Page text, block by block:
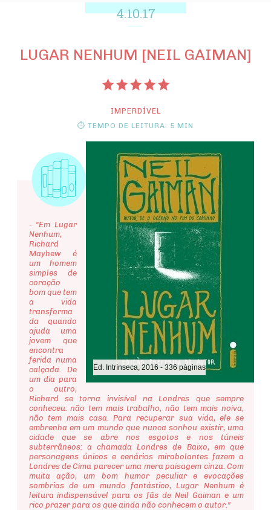
4.10.17
LUGAR NENHUM [NEIL GAIMAN]
IMPERDÍVEL
⏱ TEMPO DE LEITURA: 5 MIN
Ed. Intrínseca, 2016 - 336 páginas
- "Em Lugar
Nenhum,
Richard
Mayhew é
um homem
simples de
coração
bom que tem
a vida
transforma
da quando
ajuda uma
jovem que
encontra
ferida numa
calçada. De
um dia para
o outro,
Richard se torna invisível na Londres que sempre
conheceu: não tem mais trabalho, não tem mais noiva,
não tem mais casa. Para recuperar sua vida, ele se
embrenha em um mundo que nunca sonhou existir, uma
cidade que se abre nos esgotos e nos túneis
subterrâneos: a chamada Londres de Baixo, em que
personagens únicos e cenários mirabolantes fazem a
Londres de Cima parecer uma mera paisagem cinza. Com
muita ação, um bom humor peculiar e evocações
sombrias de um mundo fantástico, Lugar Nenhum é
leitura indispensável para os fãs de Neil Gaiman e um
rico prazer para os que ainda não conhecem o autor."